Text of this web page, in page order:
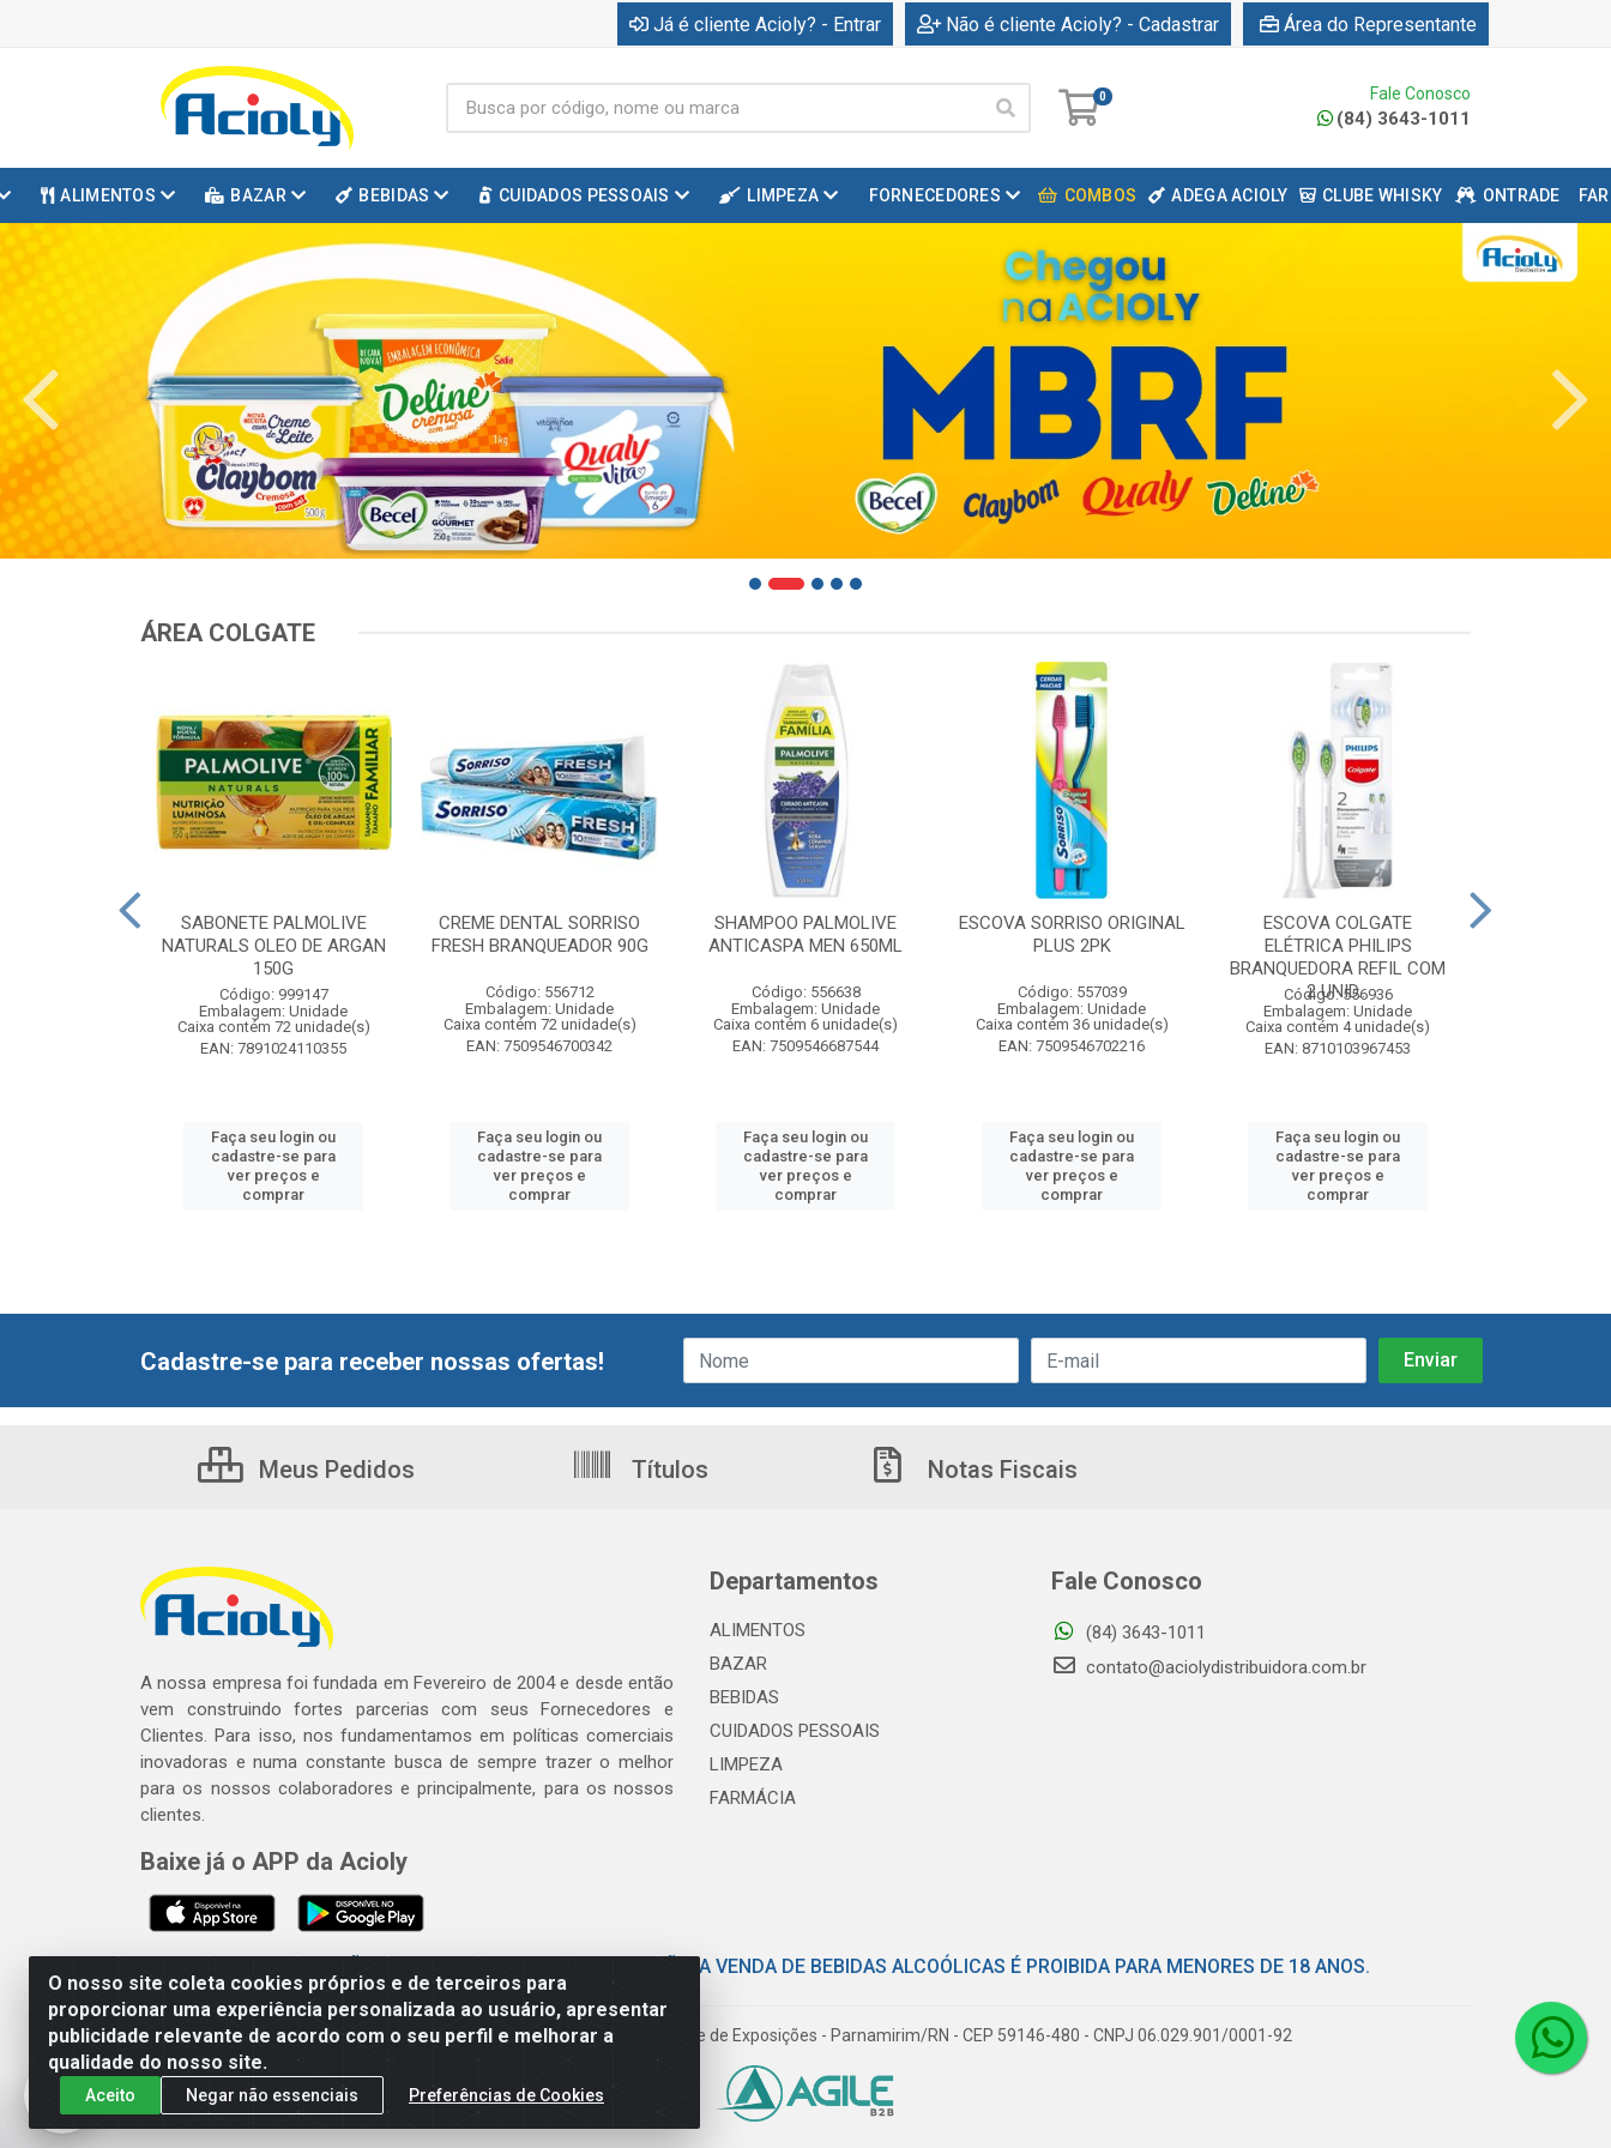
Já é cliente Acioly? - Entrar Não é cliente Acioly? - Cadastrar Área do Representante
0 Fale Conosco
(84) 3643-1011
ALIMENTOS BAZAR BEBIDAS CUIDADOS PESSOAIS LIMPEZA FORNECEDORES COMBOS ADEGA ACIOLY CLUBE WHISKY ONTRADE
ÁREA COLGATE
SABONETE PALMOLIVE
NATURALS OLEO DE ARGAN
150G
Código: 999147
Embalagem: Unidade
Caixa contém 72 unidade(s)
EAN: 7891024110355
Faça seu login ou
cadastre-se para
ver preços e
comprar
CREME DENTAL SORRISO
FRESH BRANQUEADOR 90G
Código: 556712
Embalagem: Unidade
Caixa contém 72 unidade(s)
EAN: 7509546700342
Faça seu login ou
cadastre-se para
ver preços e
comprar
SHAMPOO PALMOLIVE
ANTICASPA MEN 650ML
Código: 556638
Embalagem: Unidade
Caixa contém 6 unidade(s)
EAN: 7509546687544
Faça seu login ou
cadastre-se para
ver preços e
comprar
ESCOVA SORRISO ORIGINAL
PLUS 2PK
Código: 557039
Embalagem: Unidade
Caixa contém 36 unidade(s)
EAN: 7509546702216
Faça seu login ou
cadastre-se para
ver preços e
comprar
ESCOVA COLGATE
ELÉTRICA PHILIPS
BRANQUEDORA REFIL COM
2 UNID...
Código: 556936
Embalagem: Unidade
Caixa contém 4 unidade(s)
EAN: 8710103967453
Faça seu login ou
cadastre-se para
ver preços e
comprar
O nosso site coleta cookies próprios e de terceiros para
proporcionar uma experiência personalizada ao usuário, apresentar
publicidade relevante de acordo com o seu perfil e melhorar a
qualidade do nosso site.
Aceito Negar não essenciais Preferências de Cookies
Cadastre-se para receber nossas ofertas!
Meus Pedidos Títulos Notas Fiscais
A nossa empresa foi fundada em Fevereiro de 2004 e desde então
vem construindo fortes parcerias com seus Fornecedores e
Clientes. Para isso, nos fundamentamos em políticas comerciais
inovadoras e numa constante busca de sempre trazer o melhor
para os nossos colaboradores e principalmente, para os nossos
clientes.
Baixe já o APP da Acioly
Departamentos
ALIMENTOS
BAZAR
BEBIDAS
CUIDADOS PESSOAIS
LIMPEZA
FARMÁCIA
Fale Conosco
(84) 3643-1011
contato@aciolydistribuidora.com.br
SE BEBER, NÃO DIRIJA. APRECIE COM MODERAÇÃO. A VENDA DE BEBIDAS ALCOÓLICAS É PROIBIDA PARA MENORES DE 18 ANOS.
Acioly Distribuidora - Av Piloto Pereira Tim - Parque de Exposições - Parnamirim/RN - CEP 59146-480 - CNPJ 06.029.901/0001-92